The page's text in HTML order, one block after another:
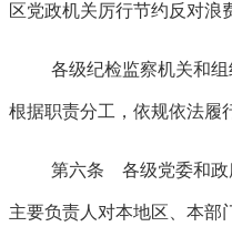
区党政机关厉行节约反对浪
各级纪检监察机关和
根据职责分工，依规依法履
第六条 各级党委和政
主要负责人对本地区、本部